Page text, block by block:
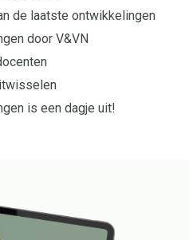
de laatste ontwikkelingen
door V&VN
is een dagje uit!